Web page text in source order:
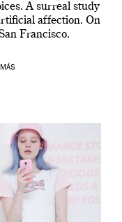
A surreal study
affection. On
Francisco.